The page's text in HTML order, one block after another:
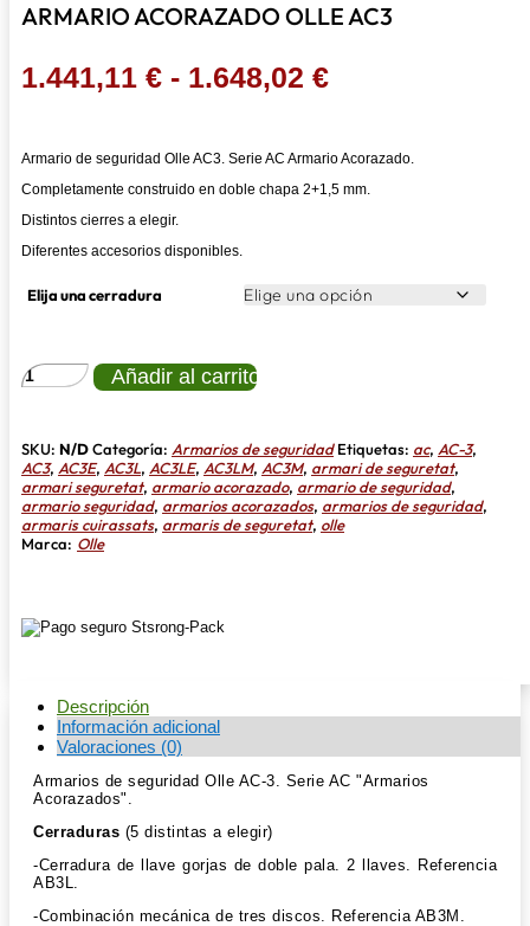
ARMARIO ACORAZADO OLLE AC3
1.441,11 € - 1.648,02 €Rango
precios:
desde
1.648,02 €
Armario de seguridad Olle AC3. Serie AC Armario Acorazado.
Completamente construido en doble chapa 2+1,5 mm.
Distintos cierres a elegir.
Diferentes accesorios disponibles.
Elija una cerradura
ARMARIO
ACORAZADO
cantidad
Añadir al carrito
SKU: N/DCategoría: Armarios de seguridad Etiquetas: ac, AC-3,
AC3, AC3E, AC3L, AC3LE, AC3LM, AC3M, armari de seguretat,
armari seguretat, armario acorazado, armario de seguridad,
armario seguridad, armarios acorazados, armarios de seguridad,
armaris cuirassats, armaris de seguretat, olle
Marca: Olle
Descripción
Información adicional
Valoraciones (0)
Armarios de seguridad Olle AC-3. Serie AC "Armarios
Acorazados".
Cerraduras (5 distintas a elegir)
-Cerradura de llave gorjas de doble pala. 2 llaves. Referencia
AB3L.
-Combinación mecánica de tres discos. Referencia AB3M.